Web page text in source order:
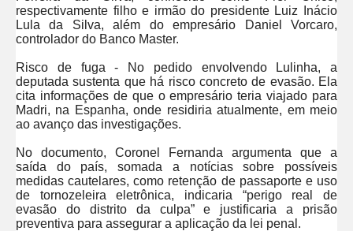
respectivamente filho e irmão do presidente Luiz Inácio
Lula da Silva, além do empresário Daniel Vorcaro,
controlador do Banco Master.
Risco de fuga - No pedido envolvendo Lulinha, a
deputada sustenta que há risco concreto de evasão. Ela
cita informações de que o empresário teria viajado para
Madri, na Espanha, onde residiria atualmente, em meio
ao avanço das investigações.
No documento, Coronel Fernanda argumenta que a
saída do país, somada a notícias sobre possíveis
medidas cautelares, como retenção de passaporte e uso
de tornozeleira eletrônica, indicaria “perigo real de
evasão do distrito da culpa” e justificaria a prisão
preventiva para assegurar a aplicação da lei penal.